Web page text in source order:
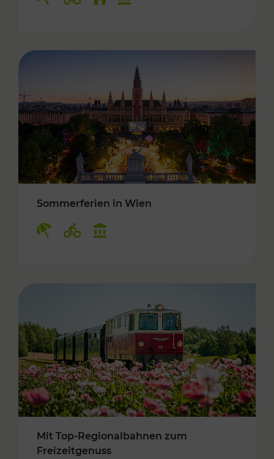
Sommerferien in Wien
Mit Top-Regionalbahnen zum
Freizeitgenuss